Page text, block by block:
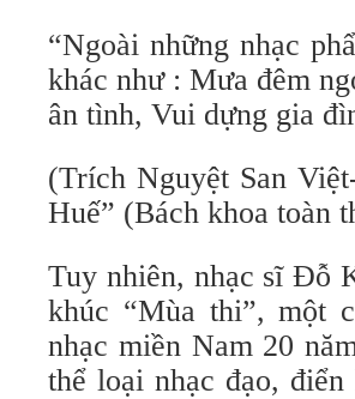
“Ngoài những nhạc
khác như : Mưa đêm
ân tình, Vui dựng gia
(Trích Nguyệt San
Huế” (Bách khoa toàn
Tuy nhiên, nhạc sĩ Đỗ
khúc “Mùa thi”, một
nhạc miền Nam 20
thể loại nhạc đạo,